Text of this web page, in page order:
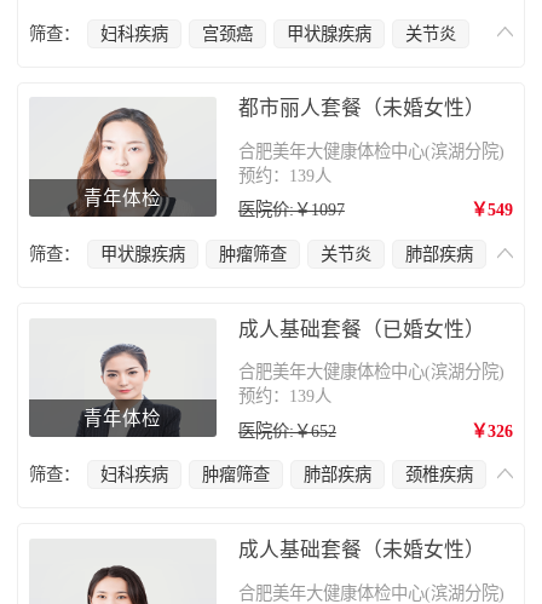
筛查： 妇科疾病 宫颈癌 甲状腺疾病
关节炎
青年体检
都市丽人套餐（未婚女性）
合肥美年大健康体检中心(滨湖分院)
预约：139人
医院价:￥1097
￥549
筛查： 甲状腺疾病 肿瘤筛查 关节炎
肺部疾病
青年体检
成人基础套餐（已婚女性）
合肥美年大健康体检中心(滨湖分院)
预约：139人
医院价:￥652
￥326
筛查： 妇科疾病 肿瘤筛查 肺部疾病
颈椎疾病
成人基础套餐（未婚女性）
合肥美年大健康体检中心(滨湖分院)